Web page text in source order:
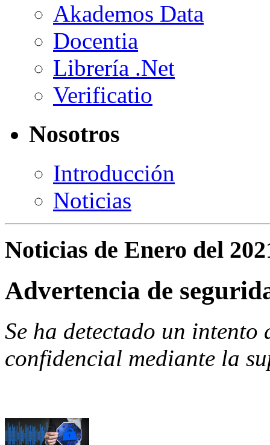
Akademos Data
Docentia
Librería .Net
Verificatio
Nosotros
Introducción
Noticias
Noticias de Enero del
Advertencia de
Se ha detectado un
confidencial mediante la